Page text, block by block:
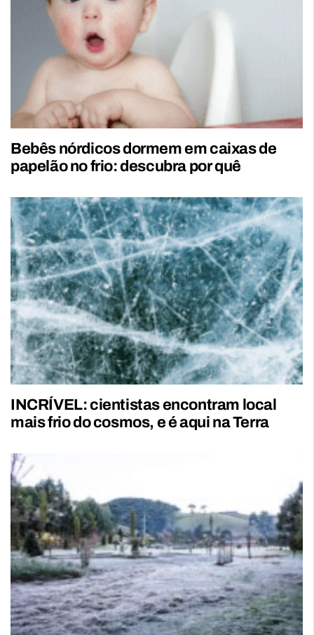
Bebês nórdicos dormem em caixas de
papelão no frio: descubra por quê
INCRÍVEL: cientistas encontram local
mais frio do cosmos, e é aqui na Terra